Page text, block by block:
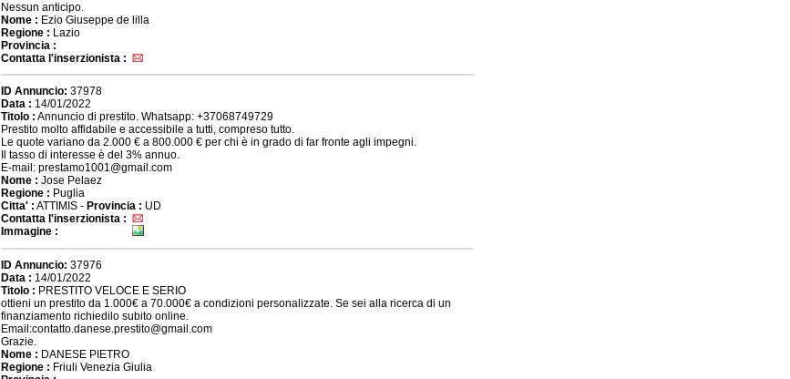
Nessun anticipo.
Nome : Ezio Giuseppe de lilla
Regione : Lazio
Provincia :
Contatta l'inserzionista :
ID Annuncio: 37978
Data : 14/01/2022
Titolo : Annuncio di prestito. Whatsapp: +37068749729
Prestito molto affidabile e accessibile a tutti, compreso tutto.
Le quote variano da 2.000 € a 800.000 € per chi è in grado di far fronte agli impegni.
Il tasso di interesse è del 3% annuo.
E-mail: prestamo1001@gmail.com
Nome : Jose Pelaez
Regione : Puglia
Citta' : ATTIMIS - Provincia : UD
Contatta l'inserzionista :
Immagine :
ID Annuncio: 37976
Data : 14/01/2022
Titolo : PRESTITO VELOCE E SERIO
ottieni un prestito da 1.000€ a 70.000€ a condizioni personalizzate. Se sei alla ricerca di un
finanziamento richiedilo subito online.
Email:contatto.danese.prestito@gmail.com
Grazie.
Nome : DANESE PIETRO
Regione : Friuli Venezia Giulia